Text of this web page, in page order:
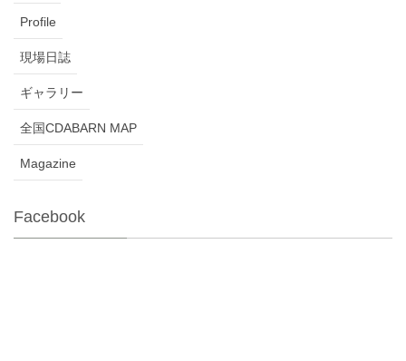
Profile
現場日誌
ギャラリー
全国CDABARN MAP
Magazine
Facebook